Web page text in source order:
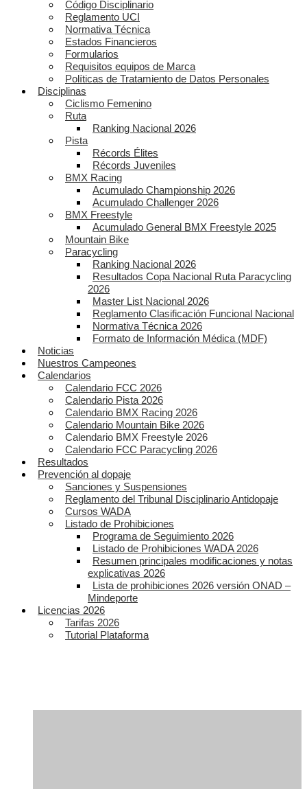
Código Disciplinario
Reglamento UCI
Normativa Técnica
Estados Financieros
Formularios
Requisitos equipos de Marca
Políticas de Tratamiento de Datos Personales
Disciplinas
Ciclismo Femenino
Ruta
Ranking Nacional 2026
Pista
Récords Élites
Récords Juveniles
BMX Racing
Acumulado Championship 2026
Acumulado Challenger 2026
BMX Freestyle
Acumulado General BMX Freestyle 2025
Mountain Bike
Paracycling
Ranking Nacional 2026
Resultados Copa Nacional Ruta Paracycling
2026
Master List Nacional 2026
Reglamento Clasificación Funcional Nacional
Normativa Técnica 2026
Formato de Información Médica (MDF)
Noticias
Nuestros Campeones
Calendarios
Calendario FCC 2026
Calendario Pista 2026
Calendario BMX Racing 2026
Calendario Mountain Bike 2026
Calendario BMX Freestyle 2026
Calendario FCC Paracycling 2026
Resultados
Prevención al dopaje
Sanciones y Suspensiones
Reglamento del Tribunal Disciplinario Antidopaje
Cursos WADA
Listado de Prohibiciones
Programa de Seguimiento 2026
Listado de Prohibiciones WADA 2026
Resumen principales modificaciones y notas
explicativas 2026
Lista de prohibiciones 2026 versión ONAD –
Mindeporte
Licencias 2026
Tarifas 2026
Tutorial Plataforma